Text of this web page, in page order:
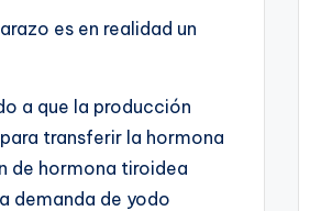
es en realidad un
a que la producción
transferir la hormona
de hormona tiroidea
demanda de yodo